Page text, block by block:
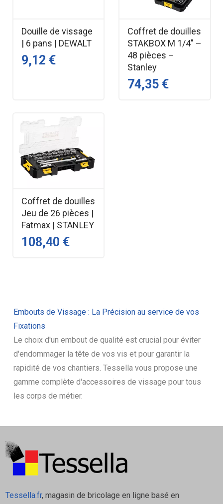
Douille de vissage
| 6 pans | DEWALT
9,12 €
Coffret de douilles
STAKBOX M 1/4" –
48 pièces –
Stanley
74,35 €
Coffret de douilles
Jeu de 26 pièces |
Fatmax | STANLEY
108,40 €
Embouts de Vissage : La Précision au service de vos
Fixations
Le choix d'un embout de qualité est crucial pour éviter
d'endommager la tête de vos vis et pour garantir la
rapidité de vos chantiers. Tessella vous propose une
gamme complète d'accessoires de vissage pour tous
les corps de métier.
Tessella.fr, magasin de bricolage en ligne basé en